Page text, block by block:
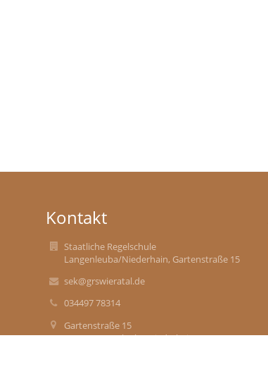
Kontakt
Staatliche Regelschule
Langenleuba/Niederhain, Gartenstraße 15
sek@grswieratal.de
034497 78314
Gartenstraße 15
04618 Langenleuba-Niederhain